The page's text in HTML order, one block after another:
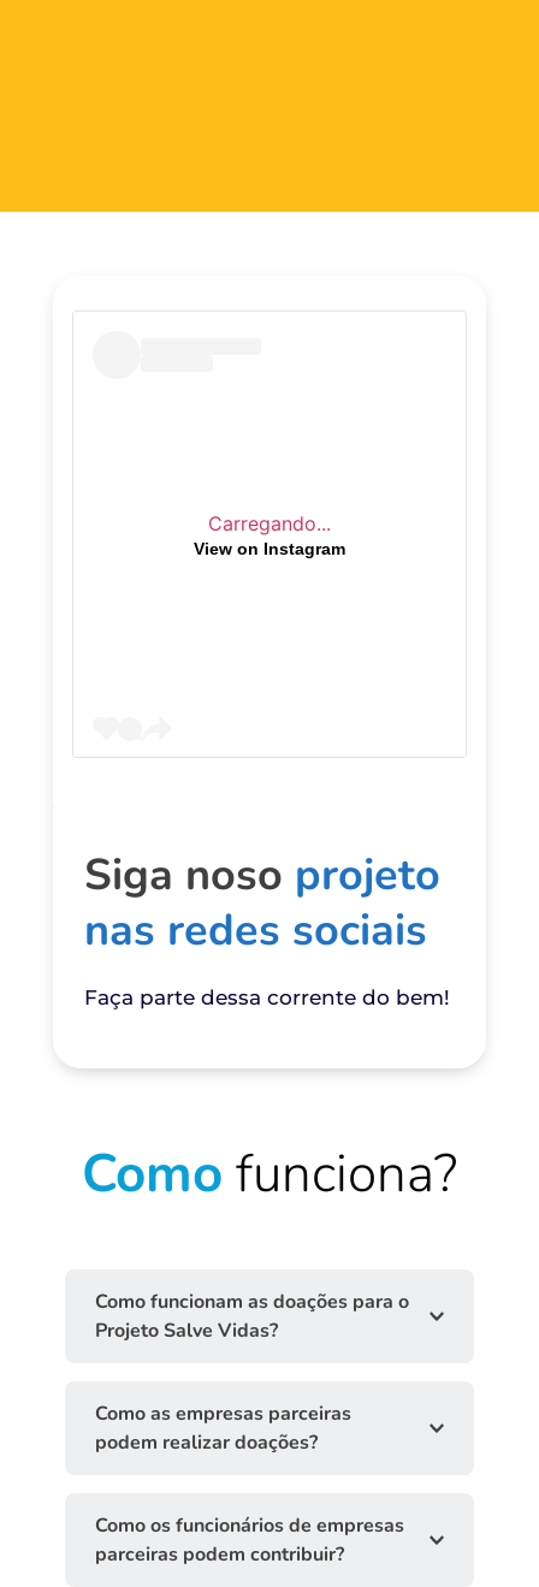
Carregando...
View on Instagram
Siga noso projeto
nas redes sociais
Faça parte dessa corrente do bem!
Como funciona?
Como funcionam as doações para o
Projeto Salve Vidas?
ser feitas por empresas e seus
Como as empresas parceiras
podem realizar doações?
doações por parte da empresa apenas
Como os funcionários de empresas
parceiras podem contribuir?